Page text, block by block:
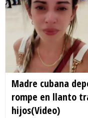
Madre cubana
rompe en llanto
hijos(Video)